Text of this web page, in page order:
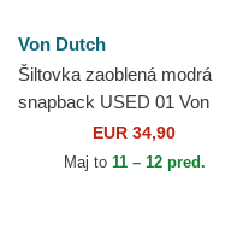
Von Dutch
Šiltovka zaoblená modrá
snapback USED 01 Von
EUR 34,90
Maj to 11 – 12 pred.